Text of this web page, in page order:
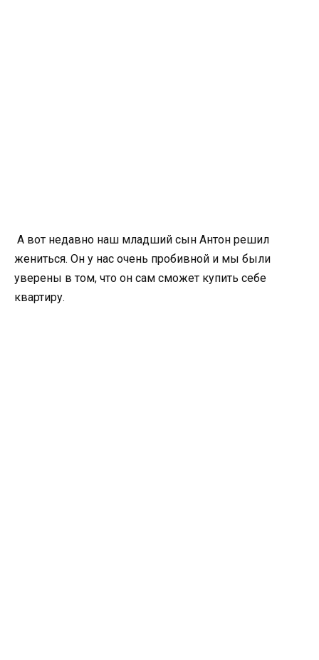
А вот недавно наш младший сын Антон решил
жениться. Он у нас очень пробивной и мы были
уверены в том, что он сам сможет купить себе
квартиру.